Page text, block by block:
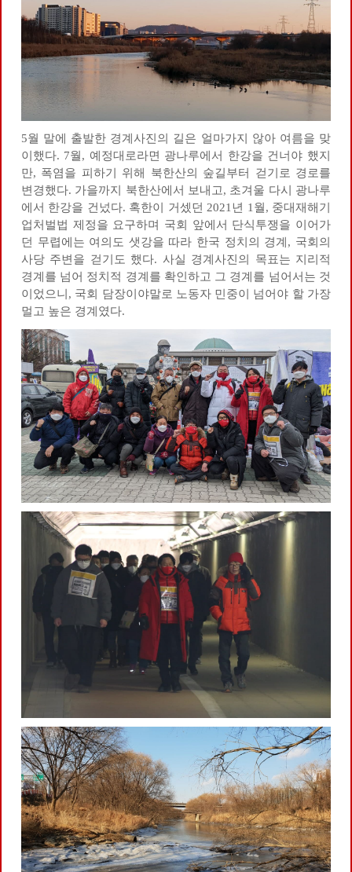
5월 말에 출발한 경계사진의 길은 얼마가지 않아 여름을 맞
이했다. 7월, 예정대로라면 광나루에서 한강을 건너야 했지
만, 폭염을 피하기 위해 북한산의 숲길부터 걷기로 경로를
변경했다. 가을까지 북한산에서 보내고, 초겨울 다시 광나루
에서 한강을 건넜다. 혹한이 거셌던 2021년 1월, 중대재해기
업처벌법 제정을 요구하며 국회 앞에서 단식투쟁을 이어가
던 무렵에는 여의도 샛강을 따라 한국 정치의 경계, 국회의
사당 주변을 걷기도 했다. 사실 경계사진의 목표는 지리적
경계를 넘어 정치적 경계를 확인하고 그 경계를 넘어서는 것
이었으니, 국회 담장이야말로 노동자 민중이 넘어야 할 가장
멀고 높은 경계였다.